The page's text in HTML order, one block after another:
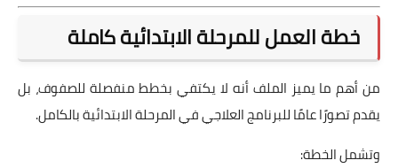
خطة العمل للمرحلة الابتدائية كاملة
من أهم ما يميز الملف أنه لا يكتفي بخطط منفصلة للصفوف، بل
يقدم تصورًا عامًا للبرنامج العلاجي في المرحلة الابتدائية بالكامل.
وتشمل الخطة: